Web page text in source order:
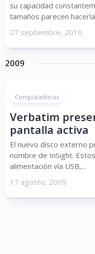
su capacidad
tamaños parecen
27 septiembre, 2010
2009
Computadoras
Verbatim
pantalla activa
El nuevo disco externo
nombre de InSight.
alimentación vía USB,...
17 agosto, 2009